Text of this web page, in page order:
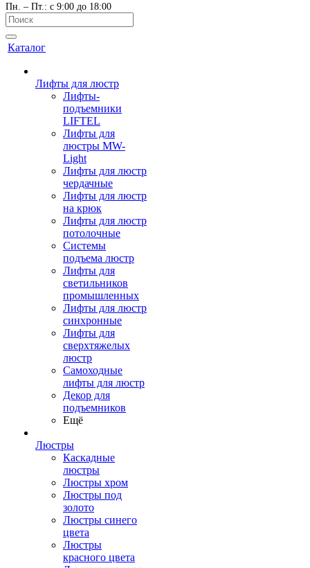
Пн. – Пт.: с 9:00 до 18:00
Каталог
Лифты для люстр
Лифты-
подъемники
LIFTEL
Лифты для
люстры MW-
Light
Лифты для люстр
чердачные
Лифты для люстр
на крюк
Лифты для люстр
потолочные
Системы
подъема люстр
Лифты для
светильников
промышленных
Лифты для люстр
синхронные
Лифты для
сверхтяжелых
люстр
Самоходные
лифты для люстр
Декор для
подъемников
Ещё
Люстры
Каскадные
люстры
Люстры хром
Люстры под
золото
Люстры синего
цвета
Люстры
красного цвета